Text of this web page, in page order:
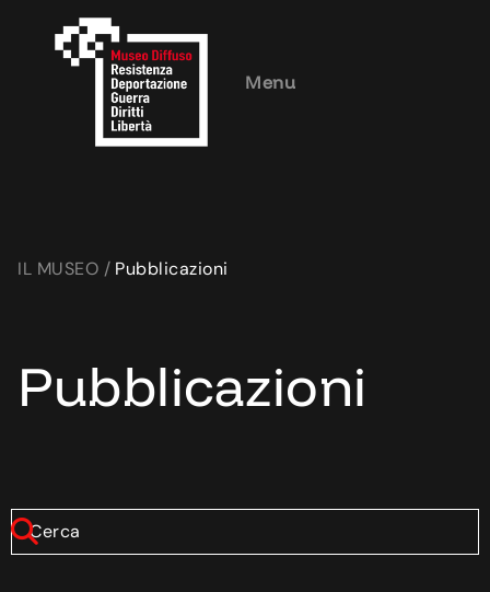
Menu
IL MUSEO / Pubblicazioni
Pubblicazioni